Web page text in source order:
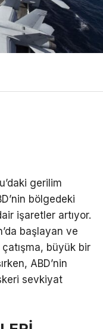
gerilim
bölgedeki
işaretler artıyor.
başlayan ve
çatışma, büyük bir
ABD’nin
sevkiyat